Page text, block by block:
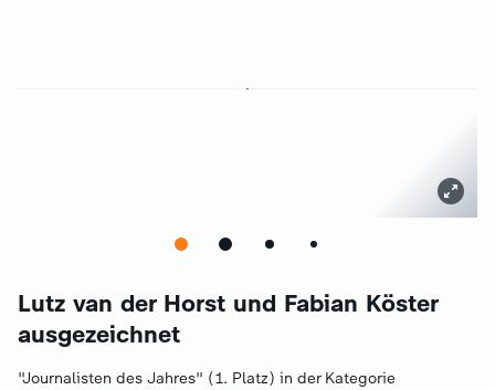
Lutz van der Horst und Fabian Köster
ausgezeichnet
"Journalisten des Jahres" (1. Platz) in der Kategorie